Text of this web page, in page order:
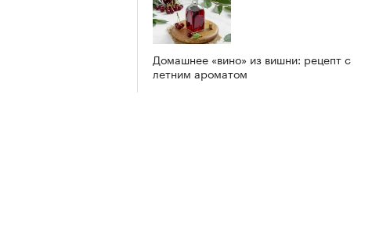
Домашнее «вино» из вишни: рецепт с
летним ароматом